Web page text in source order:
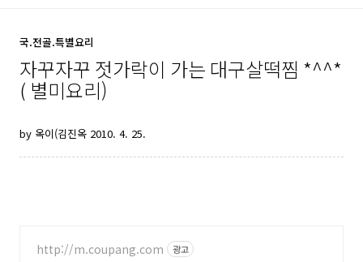
국.전골.특별요리
자꾸자꾸 젓가락이 가는 대구살떡찜 *^^*
( 별미요리)
by 옥이(김진옥 2010. 4. 25.
http://m.coupang.com 광고